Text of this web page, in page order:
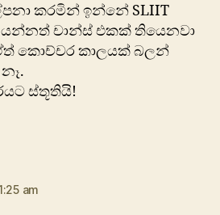
කරමින් ඉන්නේ SLIIT
යන්නත් චාන්ස් එකක් තියෙනවා
කොච්චර කාලයක් බලන්
ස්තූතියි!
am